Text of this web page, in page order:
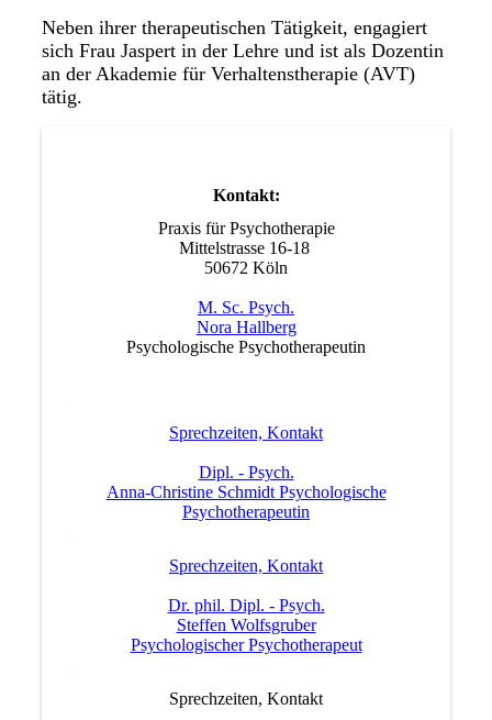
Neben ihrer therapeutischen Tätigkeit, engagiert
sich Frau Jaspert in der Lehre und ist als Dozentin
an der Akademie für Verhaltenstherapie (AVT)
tätig.
Kontakt:
Praxis für Psychotherapie
Mittelstrasse 16-18
50672 Köln
M. Sc. Psych.
Nora Hallberg
Psychologische Psychotherapeutin
Sprechzeiten, Kontakt
Dipl. - Psych.
Anna-Christine Schmidt Psychologische
Psychotherapeutin
Sprechzeiten, Kontakt
Dr. phil. Dipl. - Psych.
Steffen Wolfsgruber
Psychologischer Psychotherapeut
Sprechzeiten, Kontakt